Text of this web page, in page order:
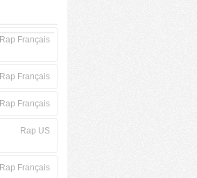
Rap Français
Rap Français
Rap Français
Rap US
Rap Français